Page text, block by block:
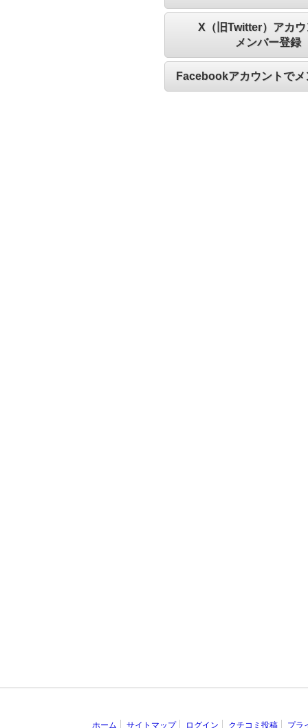
X（旧Twitter）アカウ
メンバー登録
Facebookアカウントでメ
ホーム サイトマップ ログイン クチコミ投稿 プラ